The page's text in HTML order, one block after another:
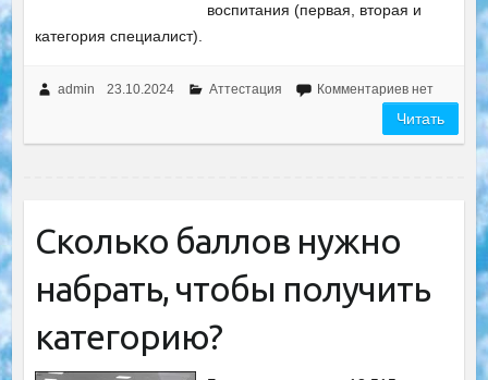
воспитания (первая, вторая и
категория специалист).
admin 23.10.2024 Аттестация Комментариев нет
Читать
Сколько баллов нужно
набрать, чтобы получить
категорию?